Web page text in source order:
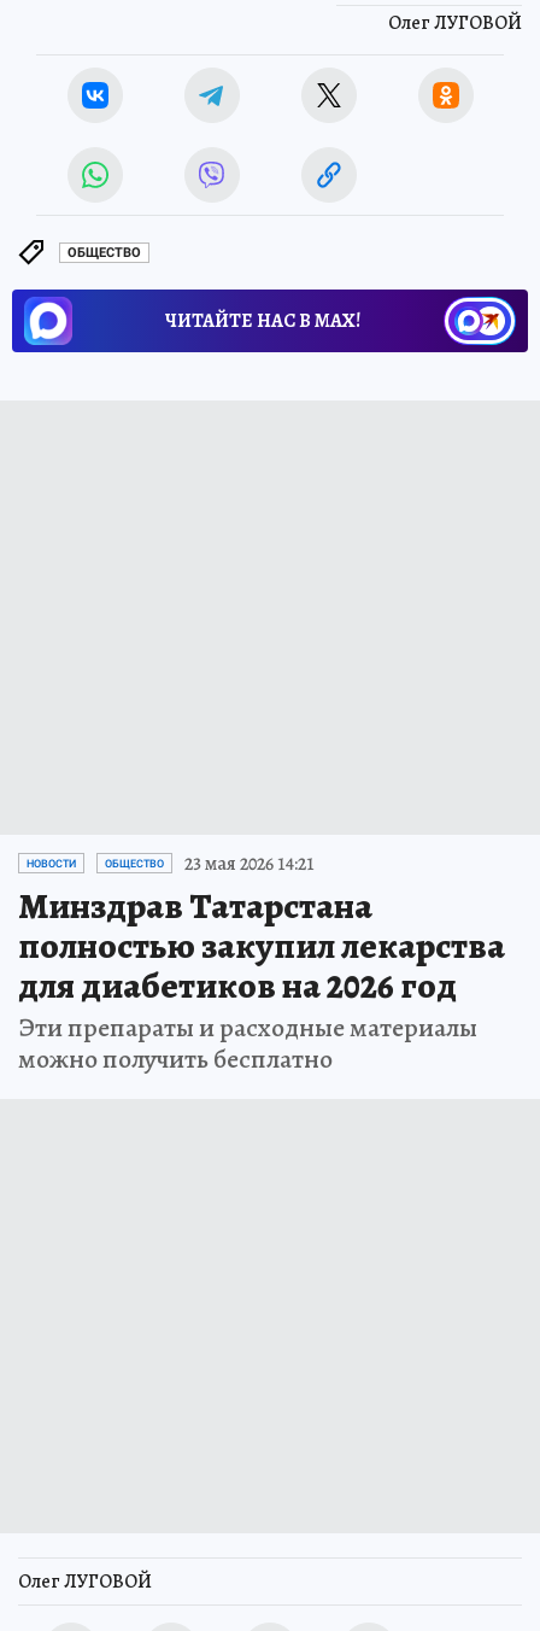
Олег ЛУГОВОЙ
ОБЩЕСТВО
ЧИТАЙТЕ НАС В МАХ!
НОВОСТИ ОБЩЕСТВО 23 мая 2026 14:21
Минздрав Татарстана
полностью закупил лекарства
для диабетиков на 2026 год
Эти препараты и расходные материалы
можно получить бесплатно
Олег ЛУГОВОЙ